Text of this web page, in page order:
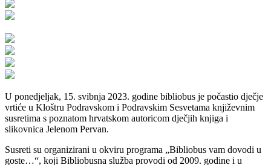
U ponedjeljak, 15. svibnja 2023. godine bibliobus je počastio dječje
vrtiće u Kloštru Podravskom i Podravskim Sesvetama književnim
susretima s poznatom hrvatskom autoricom dječjih knjiga i
slikovnica Jelenom Pervan.
Susreti su organizirani u okviru programa „Bibliobus vam dovodi u
goste…“, koji Bibliobusna služba provodi od 2009. godine i u